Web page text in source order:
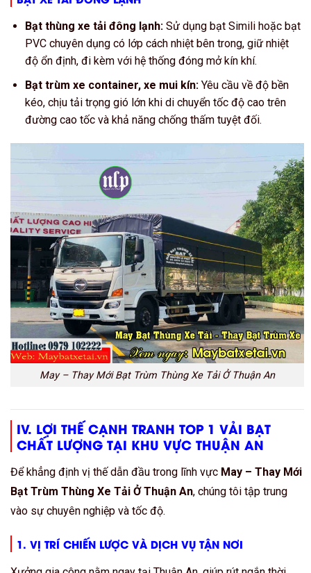
Bạt thùng xe tải đông lạnh:Sử dụng bạt Simili hoặc bạt
PVC chuyên dụng có lớp cách nhiệt bên trong, giữ nhiệt
độ ổn định, đi kèm với hệ thống đóng mở kín khí.
Bạt trùm xe container, xe mui kín:Yêu cầu về độ bền
kéo, chịu tải trọng gió lớn khi di chuyển tốc độ cao trên
đường cao tốc và khả năng chống thấm tuyệt đối.
May – Thay Mới Bạt Trùm Thùng Xe Tải Ở Thuận An
IV. LỢI THẾ CẠNH TRANH TOP 1 VẢI BẠT
CHẤT LƯỢNG TẠI KHU VỰC THUẬN AN
Để khẳng định vị thế dẫn đầu trong lĩnh vực May – Thay Mới
Bạt Trùm Thùng Xe Tải Ở Thuận An, chúng tôi tập trung
vào sự chuyên nghiệp và tốc độ.
1. VỊ TRÍ CHIẾN LƯỢC VÀ DỊCH VỤ TẬN NƠI